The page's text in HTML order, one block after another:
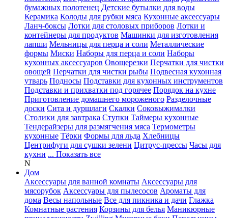
бумажных полотенец Детские бутылки для воды
Керамика Колоды для рубки мяса Кухонные аксессуары
Ланч-боксы Лотки для столовых приборов Лотки и
контейнеры для продуктов Машинки для изготовления
лапши Мельницы для перца и соли Металлические
формы Миски Наборы для перца и соли Наборы
кухонных аксессуаров Овощерезки Перчатки для чистки
овощей Перчатки для чистки рыбы Подвесная кухонная
утварь Подносы Подставки для кухонных инструментов
Подставки и прихватки под горячее Порядок на кухне
Приготовление домашнего мороженого Разделочные
доски Сита и дуршлаги Скалки Соковыжималки
Столики для завтрака Ступки Таймеры кухонные
Тендерайзеры для размягчения мяса Термометры
кухонные Тёрки Формы для льда Хлебницы
Центрифуги для сушки зелени Цитрус-прессы Часы для
кухни ... Показать все
N
Дом
Аксессуары для ванной комнаты Аксессуары для
мясорубок Аксессуары для пылесосов Ароматы для
дома Весы напольные Все для пикника и дачи Глажка
Комнатные растения Корзины для белья Маникюрные